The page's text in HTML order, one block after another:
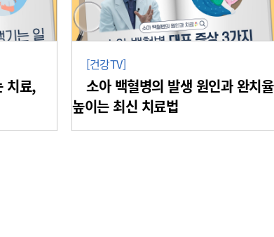
치료,
[건강TV]
소아 백혈병의 발생 원인과 완치율
높이는 최신 치료법